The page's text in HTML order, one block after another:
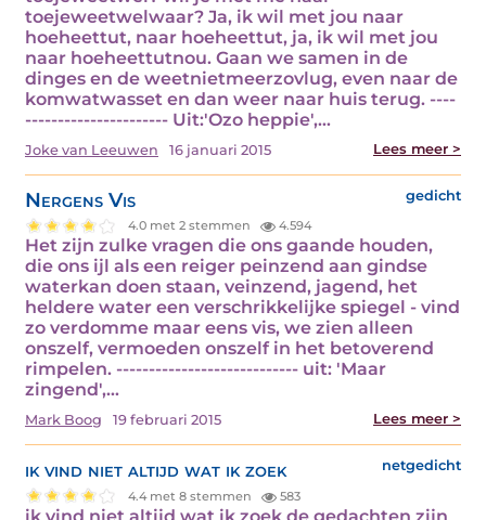
toejeweetwelwaar? Ja, ik wil met jou naar
hoeheettut, naar hoeheettut, ja, ik wil met jou
naar hoeheettutnou. Gaan we samen in de
dinges en de weetnietmeerzovlug, even naar de
komwatwasset en dan weer naar huis terug. ----
---------------------- Uit:'Ozo heppie',…
Joke van Leeuwen 16 januari 2015 Lees meer >
Nergens Vis gedicht
4.0 met 2 stemmen 4.594
Het zijn zulke vragen die ons gaande houden,
die ons ijl als een reiger peinzend aan gindse
waterkan doen staan, veinzend, jagend, het
heldere water een verschrikkelijke spiegel - vind
zo verdomme maar eens vis, we zien alleen
onszelf, vermoeden onszelf in het betoverend
rimpelen. ---------------------------- uit: 'Maar
zingend',…
Mark Boog 19 februari 2015 Lees meer >
ik vind niet altijd wat ik zoek netgedicht
4.4 met 8 stemmen 583